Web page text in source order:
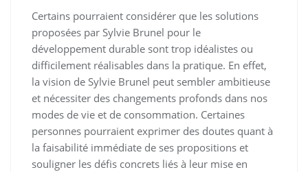
Certains pourraient considérer que les solutions
proposées par Sylvie Brunel pour le
développement durable sont trop idéalistes ou
difficilement réalisables dans la pratique. En effet,
la vision de Sylvie Brunel peut sembler ambitieuse
et nécessiter des changements profonds dans nos
modes de vie et de consommation. Certaines
personnes pourraient exprimer des doutes quant à
la faisabilité immédiate de ses propositions et
souligner les défis concrets liés à leur mise en